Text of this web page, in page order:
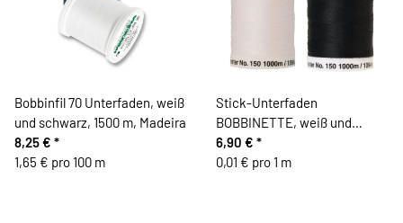
Bobbinfil 70 Unterfaden, weiß
und schwarz, 1500 m, Madeira
8,25 € *
1,65 € pro 100 m
Stick-Unterfaden
BOBBINETTE, weiß und
schwarz, Mettler
6,90 € *
0,01 € pro 1 m